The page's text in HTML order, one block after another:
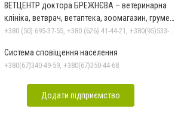
ВЕТЦЕНТР доктора БРЕЖНЄВА – ветеринарна
клініка, ветврач, ветаптека, зоомагазин, грумер,
стрижки.
+380 (50) 695-37-55, +380 (626) 41-44-21, +380(95)533-90-03
Система сповіщення населення
+380(67)340-49-59, +380(67)350-44-68
Додати підприємство